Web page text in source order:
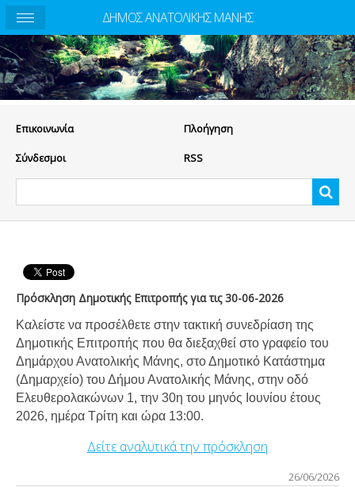
Eπικοινωνία Πλοήγηση
Σύνδεσμοι RSS
Πρόσκληση Δημοτικής Επιτροπής για τις 30-06-2026
Καλείστε να προσέλθετε στην τακτική συνεδρίαση της
Δημοτικής Επιτροπής που θα διεξαχθεί στο γραφείο του
Δημάρχου Ανατολικής Μάνης, στο Δημοτικό Κατάστημα
(Δημαρχείο) του Δήμου Ανατολικής Μάνης, στην οδό
Ελευθερολακώνων 1, την 30η του μηνός Ιουνίου έτους
2026, ημέρα Τρίτη και ώρα 13:00.
Δείτε αναλυτικά την πρόσκληση
26/06/2026
ΔΗΜΟΣ ΑΝΑΤΟΛΙΚΗΣ ΜΑΝΗΣ